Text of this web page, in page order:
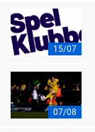
15/07
07/08